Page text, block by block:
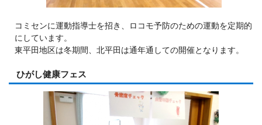
コミセンに運動指導士を招き、ロコモ予防のための運動を定期的
にしています。
東平田地区は冬期間、北平田は通年通しての開催となります。
ひがし健康フェス